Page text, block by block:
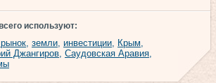
используют:
, земли, инвестиции, Крым,
Джангиров, Саудовская Аравия,